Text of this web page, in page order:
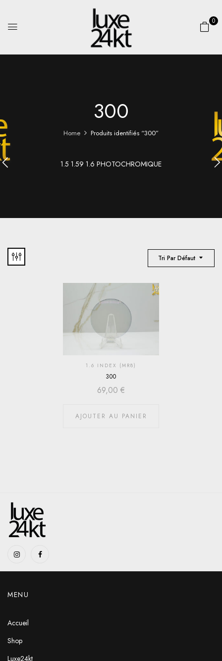
0
300
Home Produits identifiés “300”
1.5 1.59 1.6 PHOTOCHROMIQUE
Tri Par Défaut
1.6 INDEX (MR8)
300
69,00 €
AJOUTER AU PANIER
MENU
Accueil
Shop
Luxe24kt